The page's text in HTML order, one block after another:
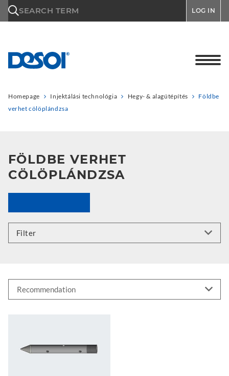
SEARCH TERM LOG IN
Homepage Injektálási technológia Hegy- & alagútépítés
Földbe
verhet cölöplándzsa
FÖLDBE VERHET
CÖLÖPLÁNDZSA
Filter